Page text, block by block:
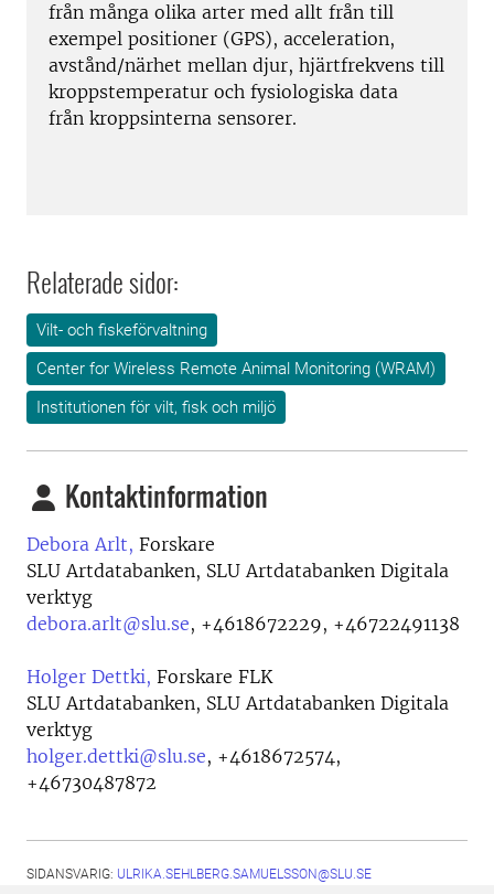
från många olika arter med allt från till
exempel positioner (GPS), acceleration,
avstånd/närhet mellan djur, hjärtfrekvens till
kroppstemperatur och fysiologiska data
från kroppsinterna sensorer.
Relaterade sidor:
Vilt- och fiskeförvaltning
Center for Wireless Remote Animal Monitoring (WRAM)
Institutionen för vilt, fisk och miljö
Kontaktinformation
Debora Arlt, Forskare
SLU Artdatabanken, SLU Artdatabanken Digitala
verktyg
debora.arlt@slu.se, +4618672229, +46722491138
Holger Dettki, Forskare FLK
SLU Artdatabanken, SLU Artdatabanken Digitala
verktyg
holger.dettki@slu.se, +4618672574,
+46730487872
SIDANSVARIG: ULRIKA.SEHLBERG.SAMUELSSON@SLU.SE